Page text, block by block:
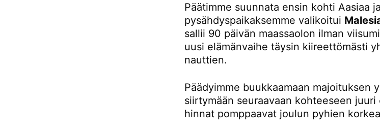
Päätimme suunnata ensin kohti Aasiaa
pysähdyspaikaksemme valikoitui
sallii 90 päivän maassaolon ilman
uusi elämänvaihe täysin kiireettömästi
nauttien.
Päädyimme buukkaamaan majoituksen
siirtymään seuraavaan kohteeseen
hinnat pomppaavat joulun pyhien